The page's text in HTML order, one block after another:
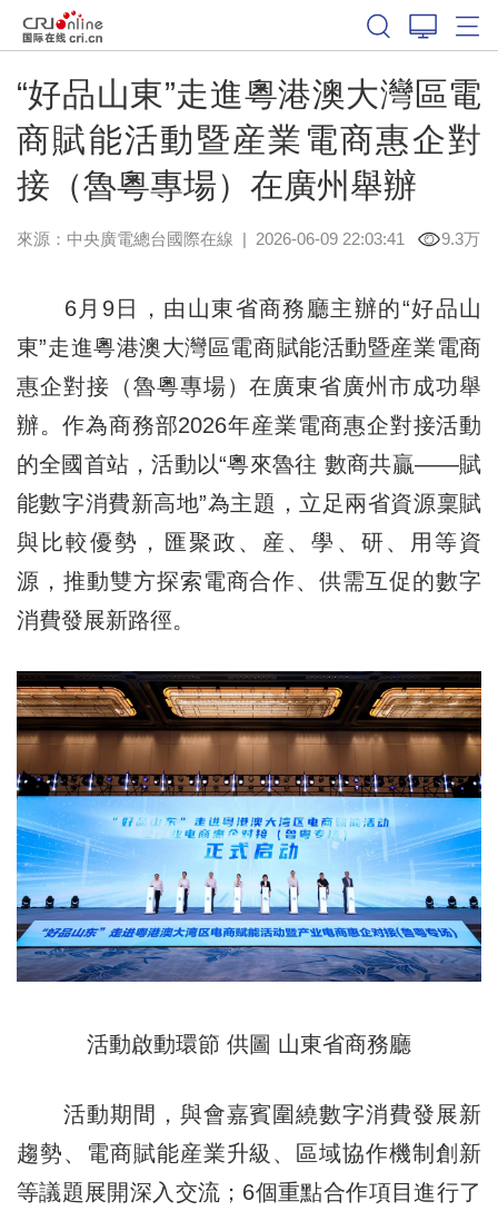
“好品山東”走進粵港澳大灣區電
商賦能活動暨産業電商惠企對
接（魯粵專場）在廣州舉辦
來源：中央廣電總台國際在線 | 2026-06-09 22:03:41 9.3万
6月9日，由山東省商務廳主辦的“好品山
東”走進粵港澳大灣區電商賦能活動暨産業電商
惠企對接（魯粵專場）在廣東省廣州市成功舉
辦。作為商務部2026年産業電商惠企對接活動
的全國首站，活動以“粵來魯往 數商共贏——賦
能數字消費新高地”為主題，立足兩省資源稟賦
與比較優勢，匯聚政、産、學、研、用等資
源，推動雙方探索電商合作、供需互促的數字
消費發展新路徑。
活動啟動環節 供圖 山東省商務廳
活動期間，與會嘉賓圍繞數字消費發展新
趨勢、電商賦能産業升級、區域協作機制創新
等議題展開深入交流；6個重點合作項目進行了